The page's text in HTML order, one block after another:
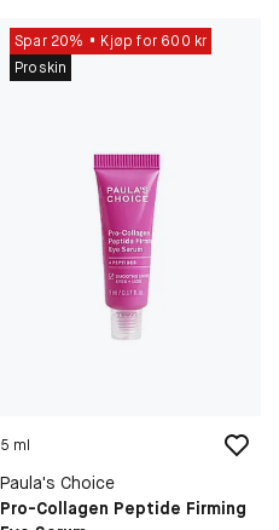
Spar 20%
Kjøp for 600 kr
Proskin
5 ml
Paula's Choice
Pro-Collagen Peptide Firming